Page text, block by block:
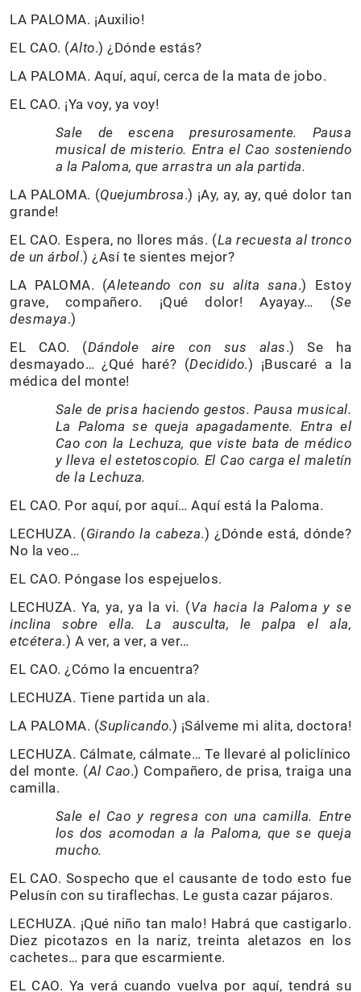
LA PALOMA. ¡Auxilio!
EL CAO. (Alto.) ¿Dónde estás?
LA PALOMA. Aquí, aquí, cerca de la mata de jobo.
EL CAO. ¡Ya voy, ya voy!
Sale de escena presurosamente. Pausa
musical de misterio. Entra el Cao sosteniendo
a la Paloma, que arrastra un ala partida.
LA PALOMA. (Quejumbrosa.) ¡Ay, ay, ay, qué dolor tan
grande!
EL CAO. Espera, no llores más. (La recuesta al tronco
de un árbol.) ¿Así te sientes mejor?
LA PALOMA. (Aleteando con su alita sana.) Estoy
grave, compañero. ¡Qué dolor! Ayayay… (Se
desmaya.)
EL CAO. (Dándole aire con sus alas.) Se ha
desmayado… ¿Qué haré? (Decidido.) ¡Buscaré a la
médica del monte!
Sale de prisa haciendo gestos. Pausa musical.
La Paloma se queja apagadamente. Entra el
Cao con la Lechuza, que viste bata de médico
y lleva el estetoscopio. El Cao carga el maletín
de la Lechuza.
EL CAO. Por aquí, por aquí… Aquí está la Paloma.
LECHUZA. (Girando la cabeza.) ¿Dónde está, dónde?
No la veo…
EL CAO. Póngase los espejuelos.
LECHUZA. Ya, ya, ya la vi. (Va hacia la Paloma y se
inclina sobre ella. La ausculta, le palpa el ala,
etcétera.) A ver, a ver, a ver…
EL CAO. ¿Cómo la encuentra?
LECHUZA. Tiene partida un ala.
LA PALOMA. (Suplicando.) ¡Sálveme mi alita, doctora!
LECHUZA. Cálmate, cálmate… Te llevaré al policlínico
del monte. (Al Cao.) Compañero, de prisa, traiga una
camilla.
Sale el Cao y regresa con una camilla. Entre
los dos acomodan a la Paloma, que se queja
mucho.
EL CAO. Sospecho que el causante de todo esto fue
Pelusín con su tiraflechas. Le gusta cazar pájaros.
LECHUZA. ¡Qué niño tan malo! Habrá que castigarlo.
Diez picotazos en la nariz, treinta aletazos en los
cachetes… para que escarmiente.
EL CAO. Ya verá cuando vuelva por aquí, tendrá su